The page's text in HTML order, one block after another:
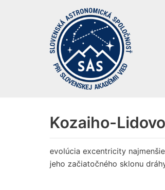
Kozaiho-
evolúcia excentricity
jeho začiatočného sklonu